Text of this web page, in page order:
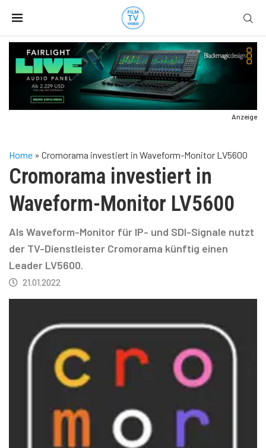
Anzeige
Home » Cromorama investiert in Waveform-Monitor LV5600
Cromorama investiert in
Waveform-Monitor LV5600
Als Waveform-Monitor für IP- und SDI-Signale nutzt
der TV-Dienstleister Cromorama künftig einen
Leader LV5600.
21.01.2022